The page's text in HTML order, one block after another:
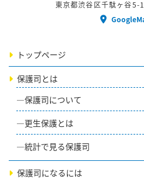
東京都渋谷区千駄ヶ谷5-
トップページ
保護司とは
保護司について
更生保護とは
統計で見る保護司
保護司になるには